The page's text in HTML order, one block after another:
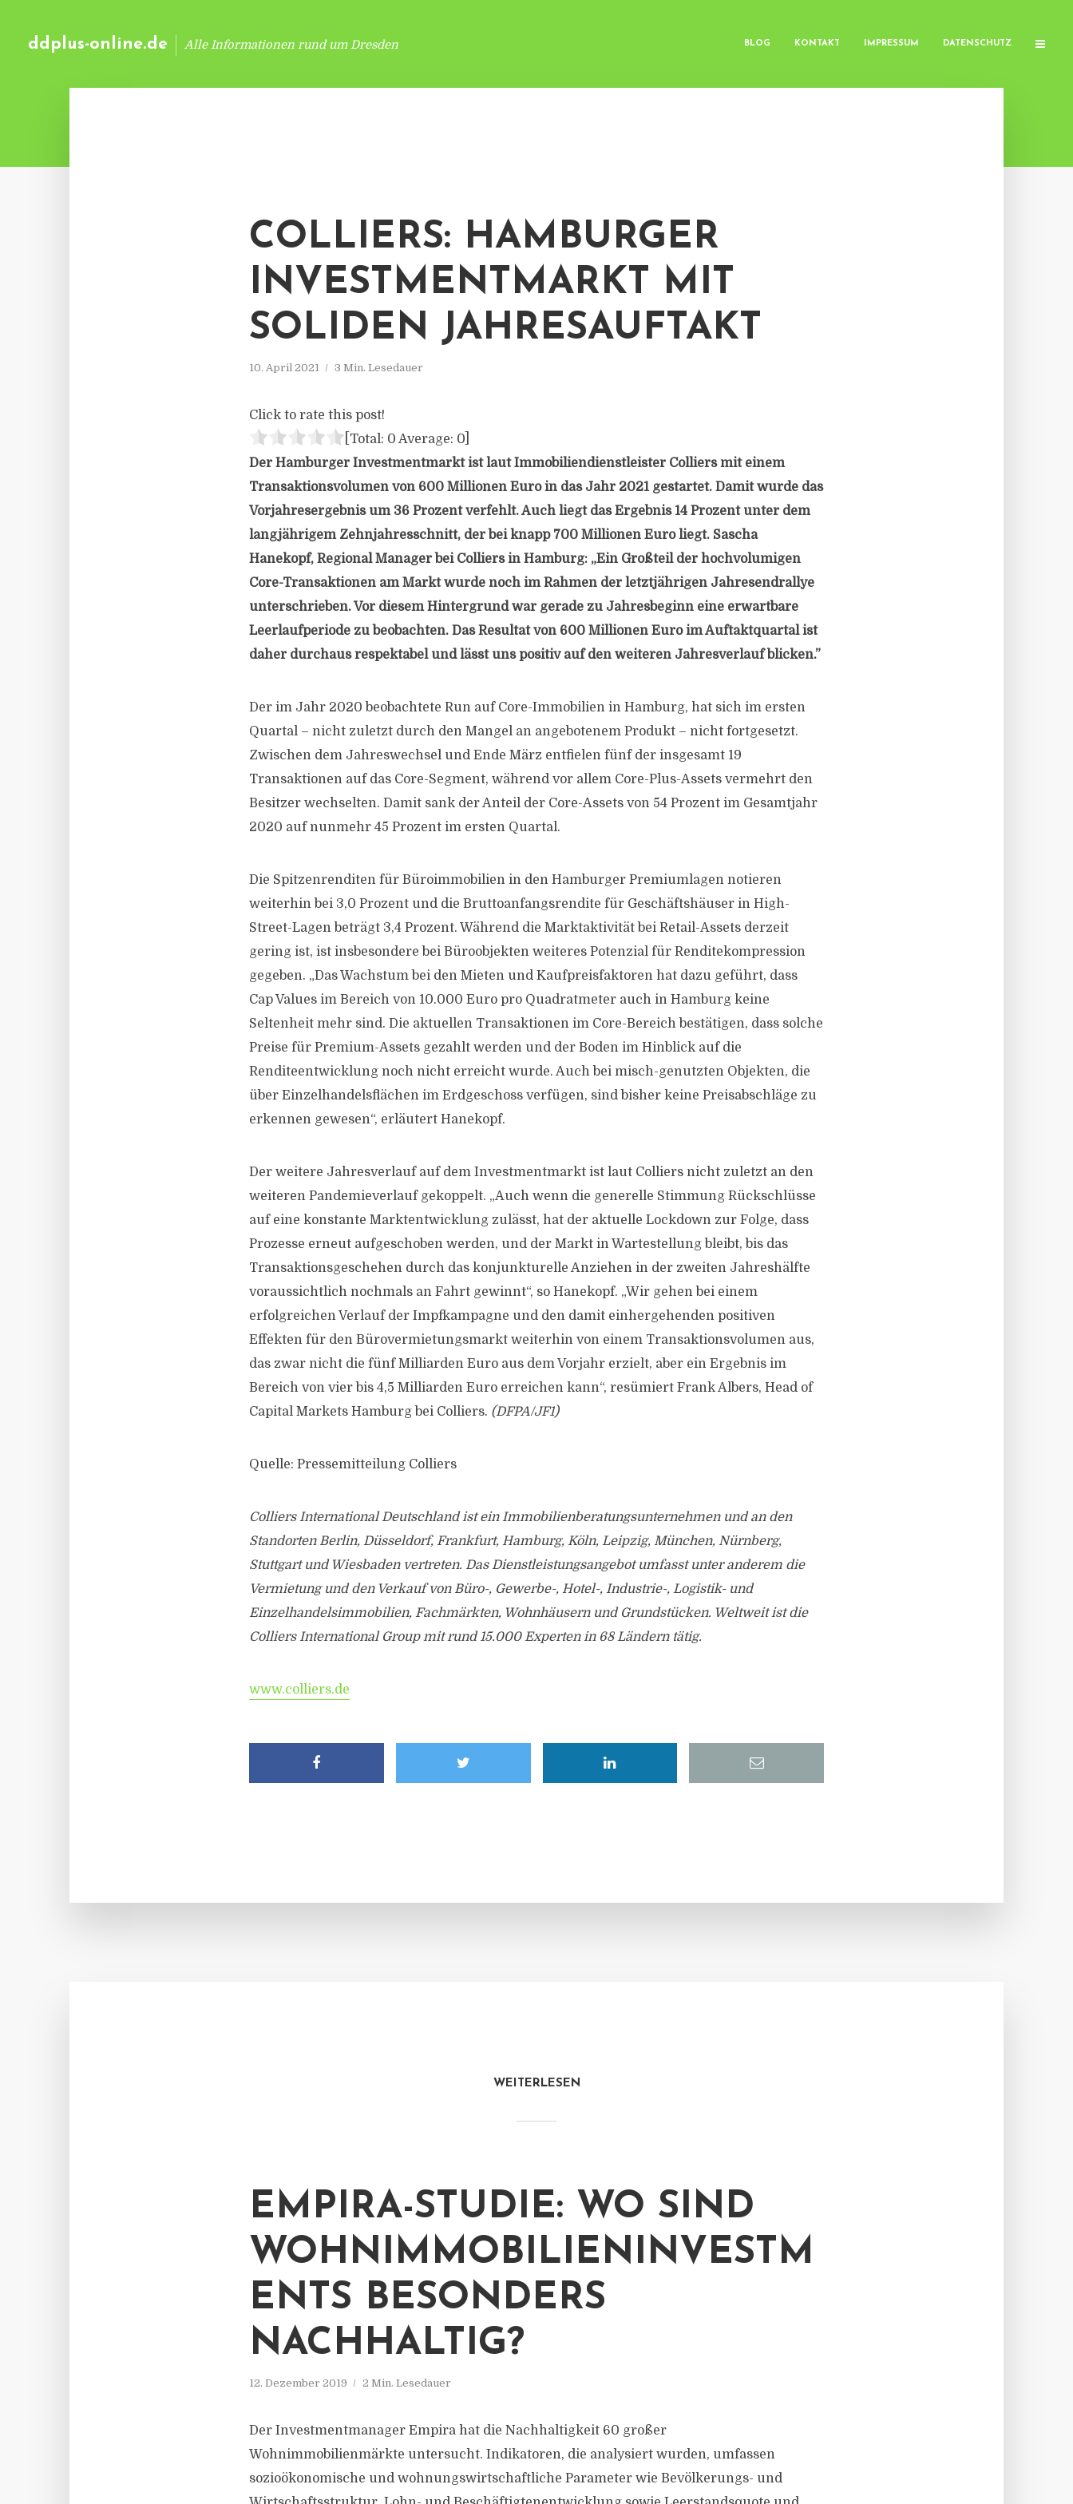
ddplus-online.de Alle Informationen rund um Dresden BLOG KONTAKT IMPRESSUM DATENSCHUTZ
COLLIERS: HAMBURGER
INVESTMENTMARKT MIT
SOLIDEN JAHRESAUFTAKT
10. April 2021 3 Min. Lesedauer
Click to rate this post!
[Total: 0 Average: 0
Der Hamburger Investmentmarkt ist laut Immobiliendienstleister Colliers mit einem
Transaktionsvolumen von 600 Millionen Euro in das Jahr 2021 gestartet. Damit wurde das
Vorjahresergebnis um 36 Prozent verfehlt. Auch liegt das Ergebnis 14 Prozent unter dem
langjährigem Zehnjahresschnitt, der bei knapp 700 Millionen Euro liegt. Sascha
Hanekopf, Regional Manager bei Colliers in Hamburg: „Ein Großteil der hochvolumigen
Core-Transaktionen am Markt wurde noch im Rahmen der letztjährigen Jahresendrallye
unterschrieben. Vor diesem Hintergrund war gerade zu Jahresbeginn eine erwartbare
Leerlaufperiode zu beobachten. Das Resultat von 600 Millionen Euro im Auftaktquartal ist
daher durchaus respektabel und lässt uns positiv auf den weiteren Jahresverlauf blicken.”
Der im Jahr 2020 beobachtete Run auf Core-Immobilien in Hamburg, hat sich im ersten
Quartal – nicht zuletzt durch den Mangel an angebotenem Produkt – nicht fortgesetzt.
Zwischen dem Jahreswechsel und Ende März entfielen fünf der insgesamt 19
Transaktionen auf das Core-Segment, während vor allem Core-Plus-Assets vermehrt den
Besitzer wechselten. Damit sank der Anteil der Core-Assets von 54 Prozent im Gesamtjahr
2020 auf nunmehr 45 Prozent im ersten Quartal.
Die Spitzenrenditen für Büroimmobilien in den Hamburger Premiumlagen notieren
weiterhin bei 3,0 Prozent und die Bruttoanfangsrendite für Geschäftshäuser in High-
Street-Lagen beträgt 3,4 Prozent. Während die Marktaktivität bei Retail-Assets derzeit
gering ist, ist insbesondere bei Büroobjekten weiteres Potenzial für Renditekompression
gegeben. „Das Wachstum bei den Mieten und Kaufpreisfaktoren hat dazu geführt, dass
Cap Values im Bereich von 10.000 Euro pro Quadratmeter auch in Hamburg keine
Seltenheit mehr sind. Die aktuellen Transaktionen im Core-Bereich bestätigen, dass solche
Preise für Premium-Assets gezahlt werden und der Boden im Hinblick auf die
Renditeentwicklung noch nicht erreicht wurde. Auch bei misch-genutzten Objekten, die
über Einzelhandelsflächen im Erdgeschoss verfügen, sind bisher keine Preisabschläge zu
erkennen gewesen“, erläutert Hanekopf.
Der weitere Jahresverlauf auf dem Investmentmarkt ist laut Colliers nicht zuletzt an den
weiteren Pandemieverlauf gekoppelt. „Auch wenn die generelle Stimmung Rückschlüsse
auf eine konstante Marktentwicklung zulässt, hat der aktuelle Lockdown zur Folge, dass
Prozesse erneut aufgeschoben werden, und der Markt in Wartestellung bleibt, bis das
Transaktionsgeschehen durch das konjunkturelle Anziehen in der zweiten Jahreshälfte
voraussichtlich nochmals an Fahrt gewinnt“, so Hanekopf. „Wir gehen bei einem
erfolgreichen Verlauf der Impfkampagne und den damit einhergehenden positiven
Effekten für den Bürovermietungsmarkt weiterhin von einem Transaktionsvolumen aus,
das zwar nicht die fünf Milliarden Euro aus dem Vorjahr erzielt, aber ein Ergebnis im
Bereich von vier bis 4,5 Milliarden Euro erreichen kann“, resümiert Frank Albers, Head of
Capital Markets Hamburg bei Colliers. (DFPA/JF1)
Quelle: Pressemitteilung Colliers
Colliers International Deutschland ist ein Immobilienberatungsunternehmen und an den
Standorten Berlin, Düsseldorf, Frankfurt, Hamburg, Köln, Leipzig, München, Nürnberg,
Stuttgart und Wiesbaden vertreten. Das Dienstleistungsangebot umfasst unter anderem die
Vermietung und den Verkauf von Büro-, Gewerbe-, Hotel-, Industrie-, Logistik- und
Einzelhandelsimmobilien, Fachmärkten, Wohnhäusern und Grundstücken. Weltweit ist die
Colliers International Group mit rund 15.000 Experten in 68 Ländern tätig.
www.colliers.de
WEITERLESEN
EMPIRA-STUDIE: WO SIND
WOHNIMMOBILIENINVESTM
ENTS BESONDERS
NACHHALTIG?
12. Dezember 2019 2 Min. Lesedauer
Der Investmentmanager Empira hat die Nachhaltigkeit 60 großer
Wohnimmobilienmärkte untersucht. Indikatoren, die analysiert wurden, umfassen
sozioökonomische und wohnungswirtschaftliche Parameter wie Bevölkerungs- und